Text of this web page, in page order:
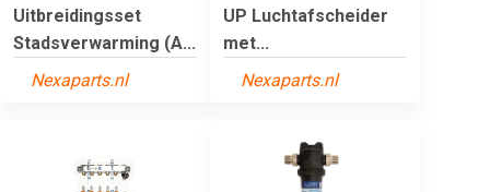
Uitbreidingsset
Stadsverwarming (A...
Nexaparts.nl
UP Luchtafscheider
met...
Nexaparts.nl